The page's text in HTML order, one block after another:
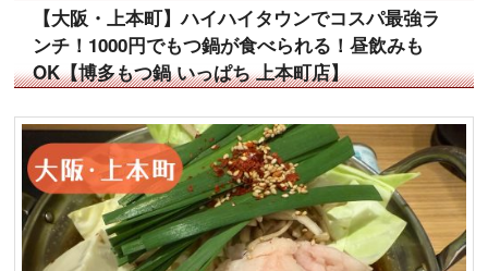
【大阪・上本町】ハイハイタウンでコスパ最強ラ
ンチ！1000円でもつ鍋が食べられる！昼飲みも
OK【博多もつ鍋 いっぱち 上本町店】